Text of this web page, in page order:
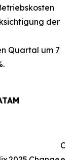
der
Quartal um 7